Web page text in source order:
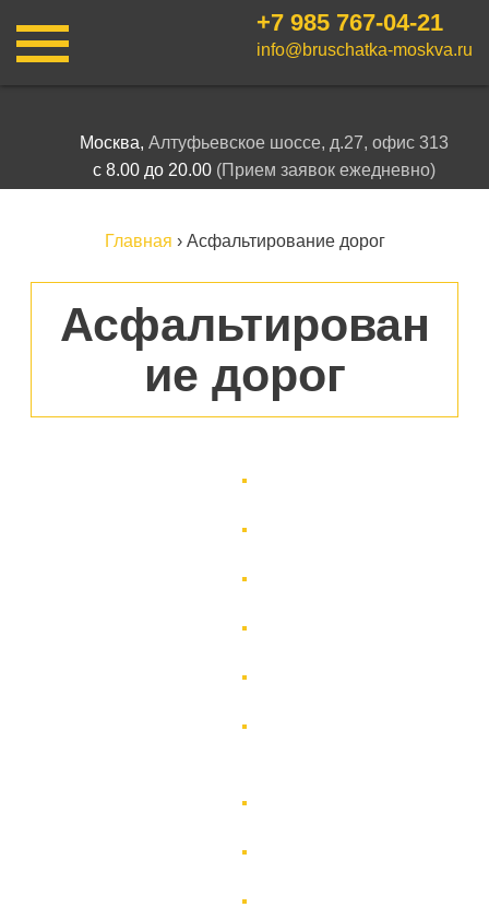
+7 985 767-04-21
info@bruschatka-moskva.ru
Москва, Алтуфьевское шоссе, д.27, офис 313
с 8.00 до 20.00 (Прием заявок ежедневно)
Главная › Асфальтирование дорог
Асфальтирован
ие дорог